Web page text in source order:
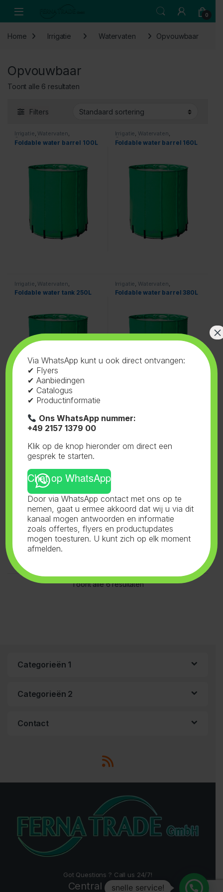
Open 0
Home Irrigatie Watervaten Opvouwbaar
Opvouwbaar
Toont alle 6 resultaten
Filters
Irrigatie, Watervaten,
Opvouwbaar
Foldable water barrel 100L
Irrigatie, Watervaten,
Opvouwbaar
Foldable water barrel 160L
Irrigatie Watervaten
Opvouwbaar
Foldable water tank 250L
Irrigatie Watervaten
Opvouwbaar
Foldable water barrel 380L
, Watervaten,
Foldable water barrel 500L Foldable water barrel 750L
Toont alle 6 resultaten
Categorieën 1
Categorieën 2
Contact
Got Questions ? Call us 24/7!
Central +49 2157
Via WhatsApp kunt u ook direct ontvangen:
✔ Flyers
✔ Aanbiedingen
✔ Catalogus
✔ Productinformatie
Ons WhatsApp nummer:
+49 2157 1379 00
Klik op de knop hieronder om direct een
gesprek te starten.
Chat op WhatsApp
Door via WhatsApp contact met ons op te
nemen, gaat u ermee akkoord dat wij u via dit
kanaal mogen antwoorden en informatie
zoals offertes, flyers en productupdates
mogen toesturen. U kunt zich op elk moment
afmelden.
×
snelle service!